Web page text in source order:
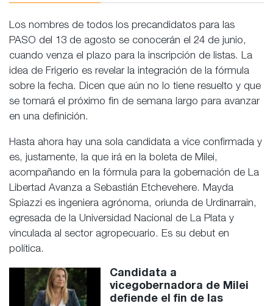
Los nombres de todos los precandidatos para las
PASO del 13 de agosto se conocerán el 24 de junio,
cuando venza el plazo para la inscripción de listas. La
idea de Frigerio es revelar la integración de la fórmula
sobre la fecha. Dicen que aún no lo tiene resuelto y que
se tomará el próximo fin de semana largo para avanzar
en una definición.
Hasta ahora hay una sola candidata a vice confirmada y
es, justamente, la que irá en la boleta de Milei,
acompañando en la fórmula para la gobernación de La
Libertad Avanza a Sebastián Etchevehere. Mayda
Spiazzi es ingeniera agrónoma, oriunda de Urdinarrain,
egresada de la Universidad Nacional de La Plata y
vinculada al sector agropecuario. Es su debut en
política.
Candidata a
vicegobernadora de Milei
defiende el fin de las